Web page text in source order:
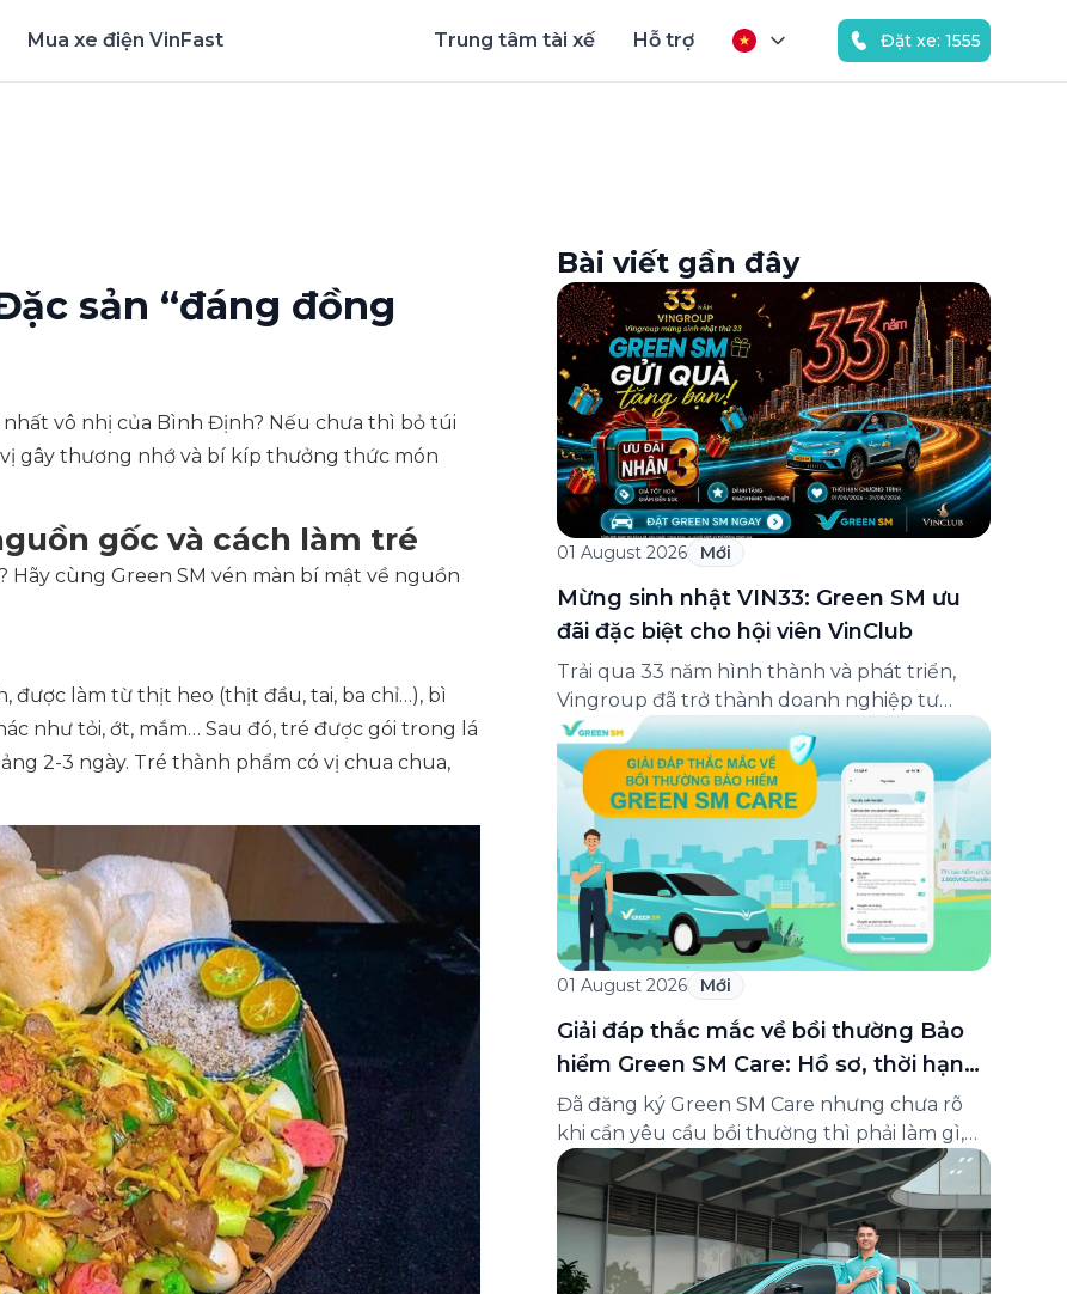
Mua xe điện VinFast Trung tâm tài xế Hỗ trợ Đặt xe: 1555
sản “đáng đồng
nhất vô nhị của Bình Định? Nếu chưa thì bỏ túi
gây thương nhớ và bí kíp thưởng thức món
gốc và cách làm tré
cùng Green SM vén màn bí mật về nguồn
làm từ thịt heo (thịt đầu, tai, ba chỉ…), bì
như tỏi, ớt, mắm… Sau đó, tré được gói trong lá
2-3 ngày. Tré thành phẩm có vị chua chua,
Bài viết gần đây
01 August 2026 Mới
Mừng sinh nhật VIN33: Green SM ưu
đãi đặc biệt cho hội viên VinClub
Trải qua 33 năm hình thành và phát triển,
Vingroup đã trở thành doanh nghiệp tư
nhân đa ngành lớn nhất Việt Nam, lọt Top 30
doanh nghiệp lớn nhất Đông Nam Á theo
bảng xếp hạng của Tạp chí Fortune (Mỹ).
Nhân kỷ niệm 33 năm thành lập (8/8/1993
đến 8/8/2026), Green SM trân […]
01 August 2026 Mới
Giải đáp thắc mắc về bồi thường Bảo
hiểm Green SM Care: Hồ sơ, thời hạn
và cách liên hệ hỗ trợ
Đã đăng ký Green SM Care nhưng chưa rõ
khi cần yêu cầu bồi thường thì phải làm gì,
hồ sơ ra sao, hay giấy chứng nhận bảo hiểm
tìm ở đâu? Bài viết này tổng hợp đầy đủ các
câu hỏi thường gặp nhất về quy trình bồi
thường và hỗ trợ của Green […]